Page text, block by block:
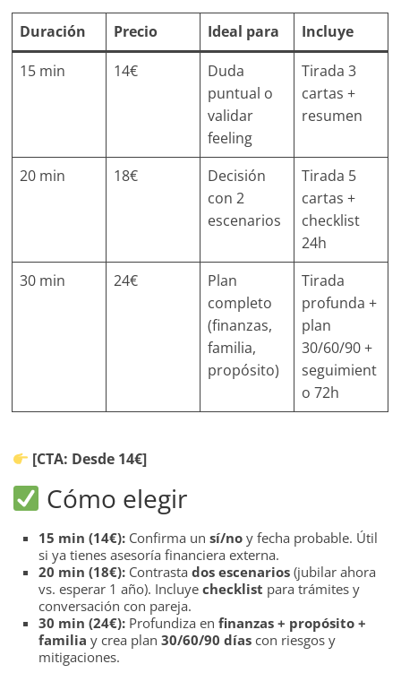
Duración Precio Ideal para
Incluye
15 min
14€
Duda
puntual o
validar
feeling
Tirada 3
cartas +
resumen
20 min 18€
Decisión
con 2
escenarios
Tirada 5
cartas +
checklist
24h
30 min
24€
Plan
completo
(finanzas,
familia,
propósito)
Tirada
profunda +
plan
30/60/90 +
seguimient
o 72h
[CTA: Desde 14€]
Cómo elegir
15 min (14€): Confirma unsí/no y fecha probable. Útil
si ya tienes asesoría financiera externa.
20 min (18€): Contrastados escenarios (jubilar ahora
vs. esperar 1 año). Incluyechecklist para trámites y
conversación con pareja.
30 min (24€): Profundiza enfinanzas + propósito +
familia y crea plan30/60/90 días con riesgos y
mitigaciones.